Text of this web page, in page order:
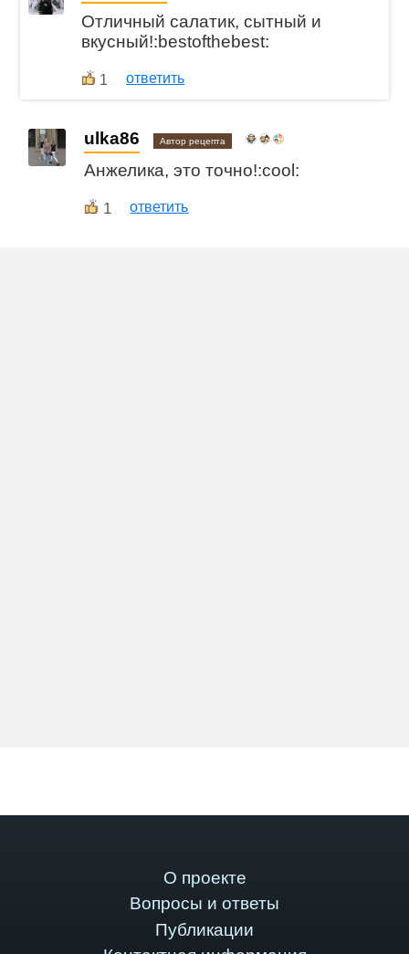
Отличный салатик, сытный и
вкусный!:bestofthebest:
1 ответить
ulka86 Автор рецепта
Анжелика, это точно!:cool:
1 ответить
О проекте
Вопросы и ответы
Публикации